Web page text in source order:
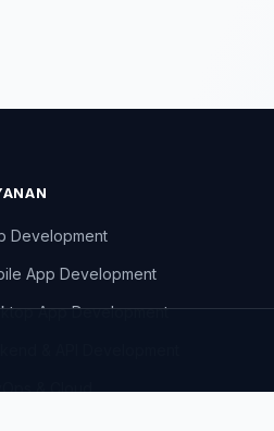
Development
App Development
App Development
& Cloud